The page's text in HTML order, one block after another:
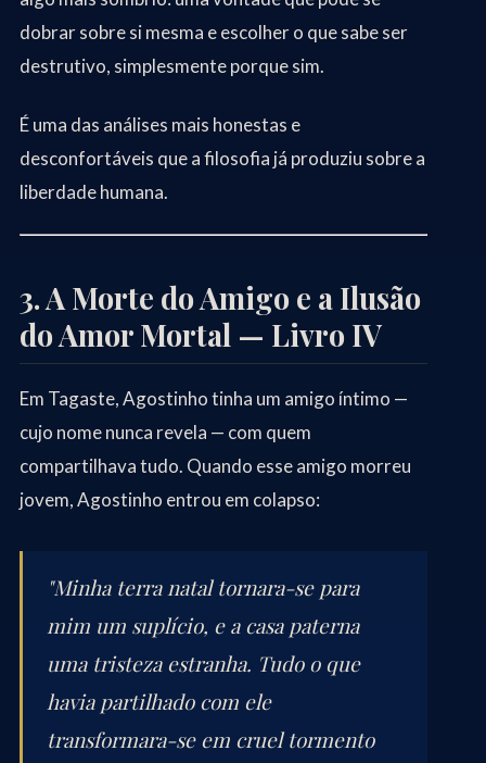
dobrar sobre si mesma e escolher o que sabe ser
destrutivo, simplesmente porque sim.
É uma das análises mais honestas e
desconfortáveis que a filosofia já produziu sobre a
liberdade humana.
3. A Morte do Amigo e a Ilusão
do Amor Mortal — Livro IV
Em Tagaste, Agostinho tinha um amigo íntimo —
cujo nome nunca revela — com quem
compartilhava tudo. Quando esse amigo morreu
jovem, Agostinho entrou em colapso:
"Minha terra natal tornara-se para
mim um suplício, e a casa paterna
uma tristeza estranha. Tudo o que
havia partilhado com ele
transformara-se em cruel tormento